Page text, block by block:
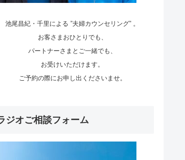
池尾昌紀・千里による ”夫婦カウンセリング” 。
お客さまおひとりでも、
パートナーさまとご一緒でも、
お受けいただけます。
ご予約の際にお申し出くださいませ。
ジオご相談フォーム